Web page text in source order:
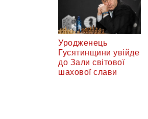
Уродженець
Гусятинщини увійде
до Зали світової
шахової слави